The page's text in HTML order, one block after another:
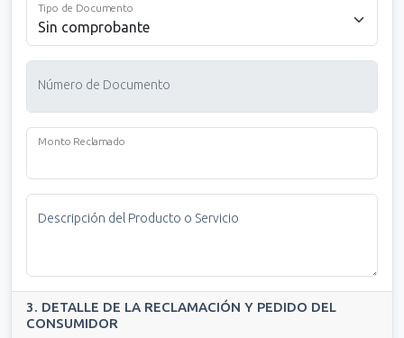
Tipo de Documento
Número de Documento
Monto Reclamado
Descripción del Producto o Servicio
3. DETALLE DE LA RECLAMACIÓN Y PEDIDO DEL
CONSUMIDOR